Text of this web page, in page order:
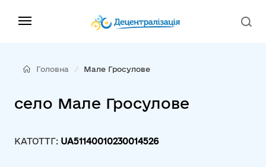
Головна Мале Гросулове
село Мале Гросулове
КАТОТТГ: UA51140010230014526